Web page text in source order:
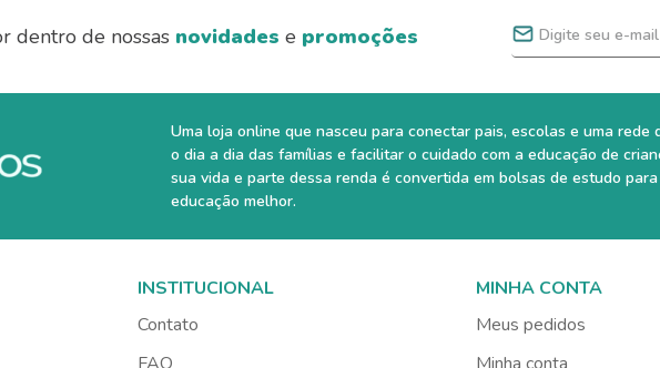
dentro de nossas novidades e promoções
Uma loja online que nasceu para conectar pais, escolas e uma
o dia a dia das famílias e facilitar o cuidado com a educação de
sua vida e parte dessa renda é convertida em bolsas de estudo
educação melhor.
INSTITUCIONAL
Contato
MINHA CONTA
Meus pedidos